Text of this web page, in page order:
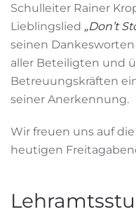
Schulleiter Rainer
Lieblingslied „Don’t
seinen
aller Beteiligten und
Betreuungskräften
seiner Anerkennung.
Wir freuen uns auf
heutigen